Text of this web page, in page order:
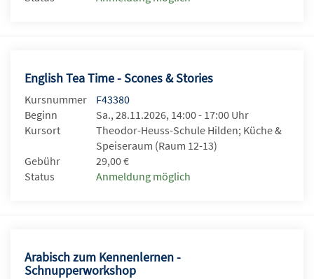
English Tea Time - Scones & Stories
Kursnummer
F43380
Beginn
Sa., 28.11.2026, 14:00 - 17:00 Uhr
Kursort
Theodor-Heuss-Schule Hilden; Küche &
Speiseraum (Raum 12-13)
Gebühr
29,00 €
Status
Anmeldung möglich
Arabisch zum Kennenlernen -
Schnupperworkshop